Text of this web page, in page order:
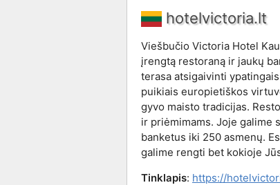
hotelvictoria.lt
Viešbučio Victoria Hotel
įrengtą restoraną ir jaukų
terasa atsigaivinti
puikiais europietiškos
gyvo maisto tradicijas.
ir priėmimams. Joje galime
banketus iki 250 asmenų.
galime rengti bet kokioje
Tinklapis: https://